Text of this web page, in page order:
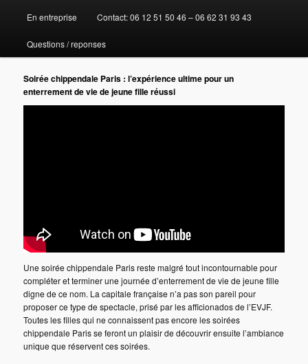
au
contenu
principal
En entreprise Contact: 06 12 51 50 46 – 06 62 31 93 43
Questions / reponses
Soirée chippendale Paris : l’expérience ultime pour un
enterrement de vie de jeune fille réussi
Une soirée chippendale Paris reste malgré tout incontournable pour
compléter et terminer une journée d’enterrement de vie de jeune fille
digne de ce nom. La capitale française n’a pas son pareil pour
proposer ce type de spectacle, prisé par les afficionados de l’EVJF.
Toutes les filles qui ne connaissent pas encore les soirées
chippendale Paris se feront un plaisir de découvrir ensuite l’ambiance
unique que réservent ces soirées.